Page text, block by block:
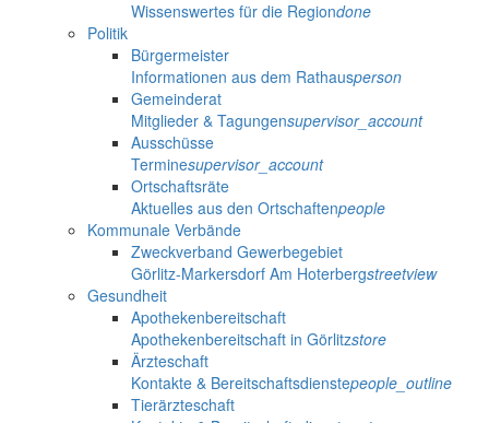
Wissenswertes für die Regiondone
Politik
Bürgermeister
Informationen aus dem Rathausperson
Gemeinderat
Mitglieder & Tagungensupervisor_account
Ausschüsse
Terminesupervisor_account
Ortschaftsräte
Aktuelles aus den Ortschaftenpeople
Kommunale Verbände
Zweckverband Gewerbegebiet
Görlitz-Markersdorf Am Hoterbergstreetview
Gesundheit
Apothekenbereitschaft
Apothekenbereitschaft in Görlitzstore
Ärzteschaft
Kontakte & Bereitschaftsdienstepeople_outline
Tierärzteschaft